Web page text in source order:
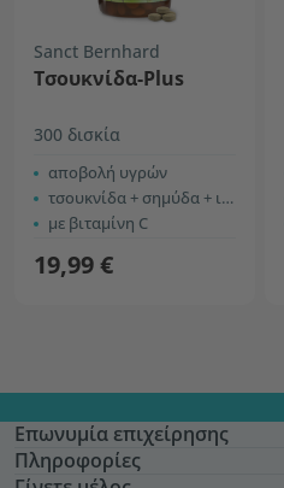
Sanct Bernhard
Τσουκνίδα-Plus
300 δισκία
αποβολή υγρών
τσουκνίδα + σημύδα + ιππουρίδα
με βιταμίνη C
19,99 €
Επωνυμία επιχείρησης
Πληροφορίες